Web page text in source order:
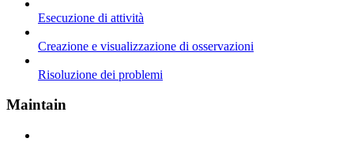
Esecuzione di attività
Creazione e visualizzazione di osservazioni
Risoluzione dei problemi
Maintain